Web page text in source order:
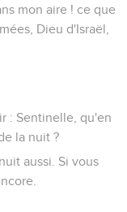
mon aire ! ce que
Dieu d'Israël,
: Sentinelle, qu'en
la nuit ?
aussi. Si vous